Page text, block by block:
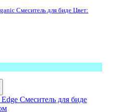
Смеситель для биде Цвет: